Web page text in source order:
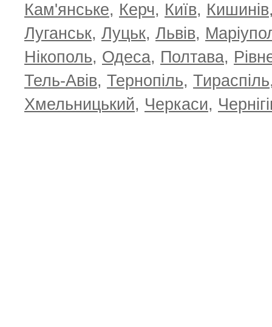
Кам'янське, Керч, Київ, Кишинів
Луганськ, Луцьк, Львів,
Нікополь, Одеса, Полтава,
Тель-Авів, Тернопіль, Тираспіль
Хмельницький, Черкаси,